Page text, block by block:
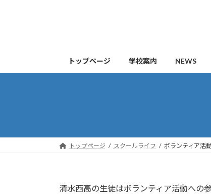
トップページ 学校案内 NEWS
トップページ スクールライフ ボランティア活
清水西高の生徒はボランティア活動への